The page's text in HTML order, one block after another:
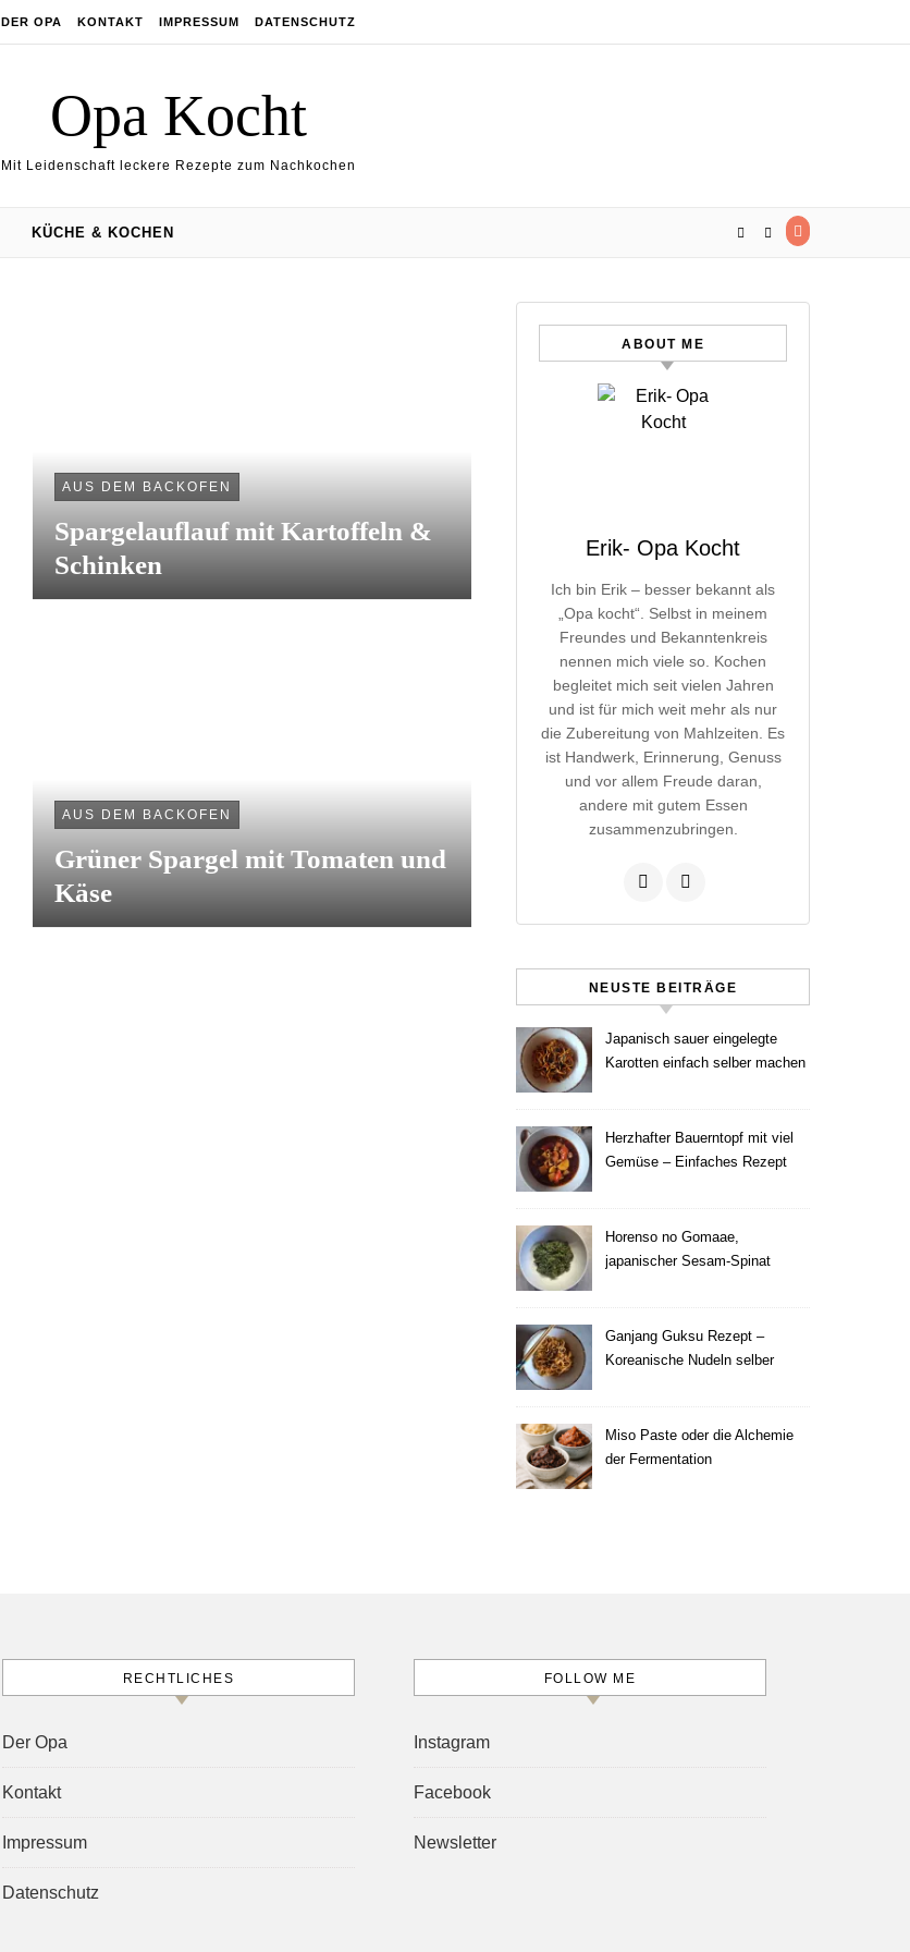
DER OPA KONTAKT IMPRESSUM DATENSCHUTZ
Opa Kocht
Mit Leidenschaft leckere Rezepte zum Nachkochen
KÜCHE & KOCHEN
AUS DEM BACKOFEN
Spargelauflauf mit Kartoffeln &
Schinken
AUS DEM BACKOFEN
Grüner Spargel mit Tomaten und
Käse
ABOUT ME
Erik- Opa Kocht
Ich bin Erik – besser bekannt als
„Opa kocht“. Selbst in meinem
Freundes und Bekanntenkreis
nennen mich viele so. Kochen
begleitet mich seit vielen Jahren
und ist für mich weit mehr als nur
die Zubereitung von Mahlzeiten. Es
ist Handwerk, Erinnerung, Genuss
und vor allem Freude daran,
andere mit gutem Essen
zusammenzubringen.
NEUSTE BEITRÄGE
Japanisch sauer eingelegte
Karotten einfach selber machen
Herzhafter Bauerntopf mit viel
Gemüse – Einfaches Rezept
Horenso no Gomaae,
japanischer Sesam-Spinat
Ganjang Guksu Rezept –
Koreanische Nudeln selber
Miso Paste oder die Alchemie
der Fermentation
RECHTLICHES
Der Opa
Kontakt
Impressum
Datenschutz
FOLLOW ME
Instagram
Facebook
Newsletter